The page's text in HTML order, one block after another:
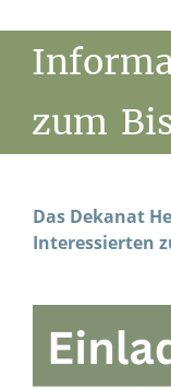
zum
Das Dekanat
Interessierten